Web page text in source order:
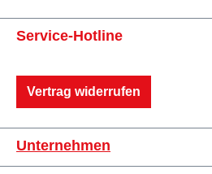
Service-Hotline
Vertrag widerrufen
Unternehmen